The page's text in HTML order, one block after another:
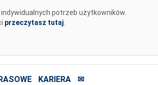
potrzeb użytkowników.
przeczytasz tutaj
KARIERA ✉